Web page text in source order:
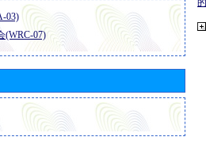
03)
(WRC-07)